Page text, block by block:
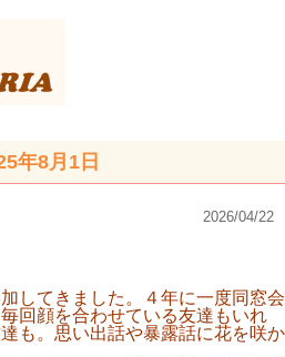
年8月1日
2026/04/22
してきました。４年に一度同窓会
回顔を合わせている友達もいれ
も。思い出話や暴露話に花を咲か